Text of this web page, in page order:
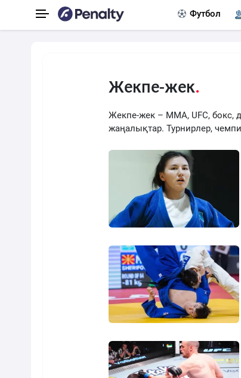
Футбол
Жекпе-жек
Жекпе-жек – MMA, UFC, бокс,
жаңалықтар. Турнирлер,